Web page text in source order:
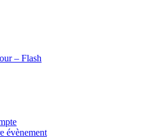
– Flash
évènement